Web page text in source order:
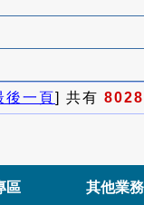
後一頁] 共有 8028
區 其他業務